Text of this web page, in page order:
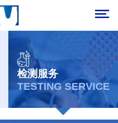
检测服务
TESTING SERVICE